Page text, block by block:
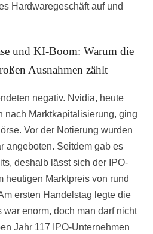
Hardwaregeschäft auf und
und KI-Boom: Warum die
Ausnahmen zählt
negativ. Nvidia, heute
nach Marktkapitalisierung, ging
Vor der Notierung wurden
angeboten. Seitdem gab es
deshalb lässt sich der IPO-
heutigen Marktpreis von rund
ersten Handelstag legte die
enorm, doch man darf nicht
Jahr 117 IPO-Unternehmen